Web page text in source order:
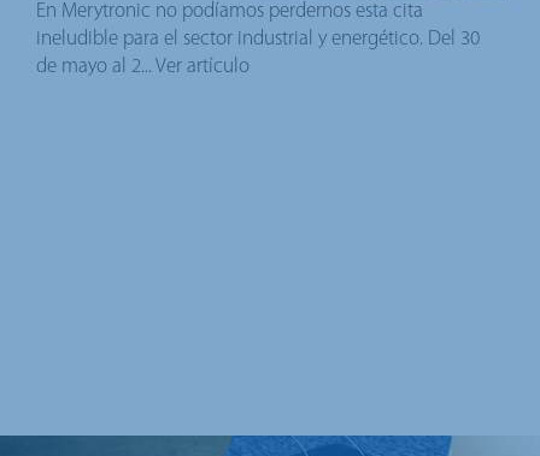
En Merytronic no podíamos perdernos esta cita
ineludible para el sector industrial y energético. Del 30
de mayo al 2... Ver artículo